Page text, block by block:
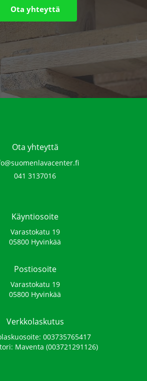
Ota yhteyttä
Ota yhteyttä
041 3137016‬
Käyntiosoite
Varastokatu 19
05800 Hyvinkää
Postiosoite
Varastokatu 19
05800 Hyvinkää
Verkkolaskutus
003735765417
Maventa (003721291126)